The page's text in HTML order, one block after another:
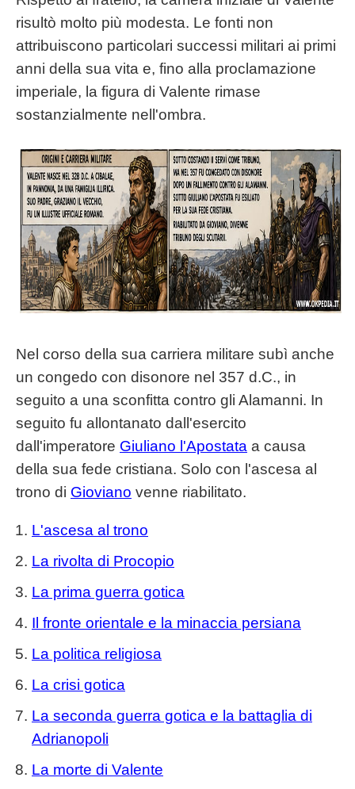
risultò molto più modesta. Le fonti non
attribuiscono particolari successi militari ai primi
anni della sua vita e, fino alla proclamazione
imperiale, la figura di Valente rimase
sostanzialmente nell'ombra.
Nel corso della sua carriera militare subì anche
un congedo con disonore nel 357 d.C., in
seguito a una sconfitta contro gli Alamanni. In
seguito fu allontanato dall'esercito
dall'imperatore Giuliano l'Apostata a causa
della sua fede cristiana. Solo con l'ascesa al
trono di Gioviano venne riabilitato.
L'ascesa al trono
La rivolta di Procopio
La prima guerra gotica
Il fronte orientale e la minaccia persiana
La politica religiosa
La crisi gotica
La seconda guerra gotica e la battaglia di
Adrianopoli
La morte di Valente